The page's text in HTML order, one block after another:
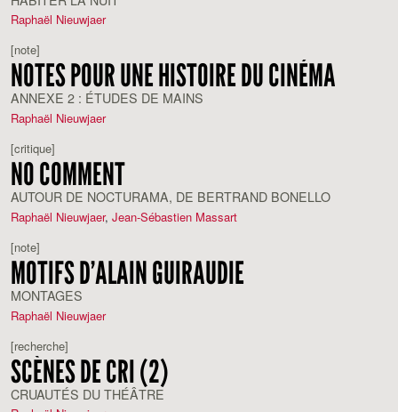
Raphaël Nieuwjaer
[note]
NOTES POUR UNE HISTOIRE DU CINÉMA
ANNEXE 2 : ÉTUDES DE MAINS
Raphaël Nieuwjaer
[critique]
NO COMMENT
AUTOUR DE NOCTURAMA, DE BERTRAND BONELLO
Raphaël Nieuwjaer, Jean-Sébastien Massart
[note]
MOTIFS D’ALAIN GUIRAUDIE
MONTAGES
Raphaël Nieuwjaer
[recherche]
SCÈNES DE CRI (2)
CRUAUTÉS DU THÉÂTRE